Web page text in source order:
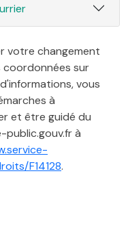
votre changement
sur
vous
à
et être guidé du
public.gouv.fr à
F14128.